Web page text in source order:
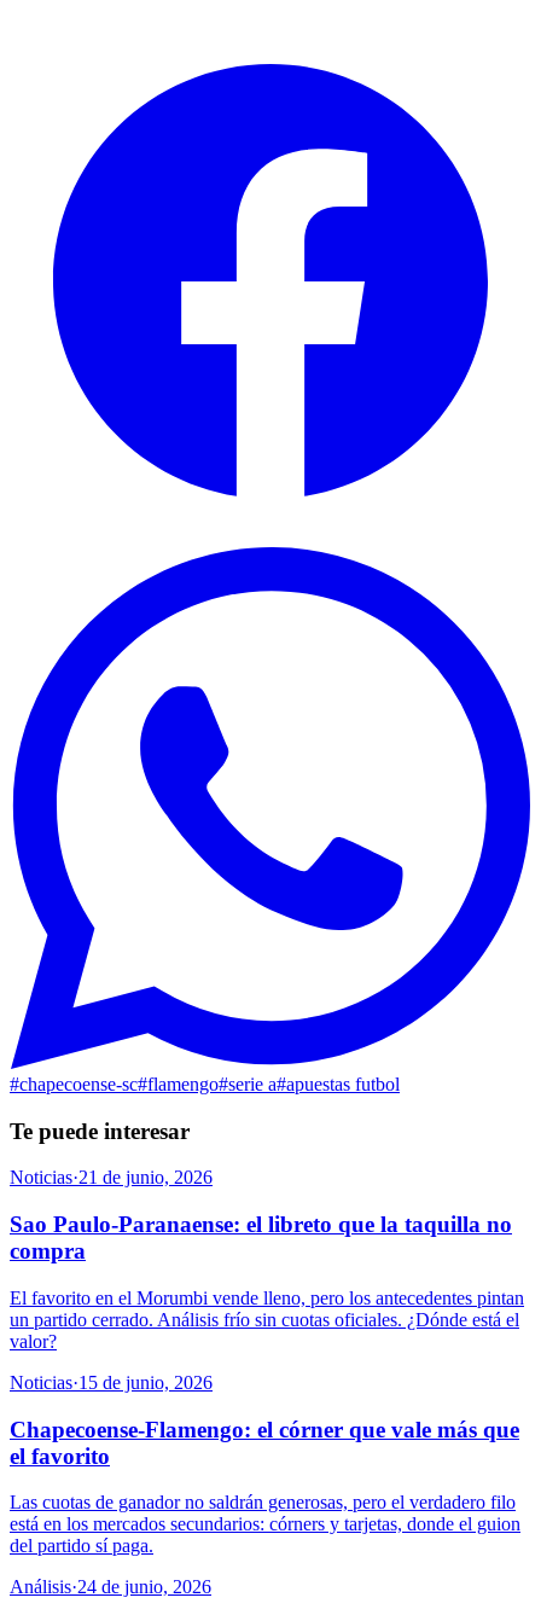
#chapecoense-sc#flamengo#serie a#apuestas futbol
Te puede interesar
Noticias·21 de junio, 2026
Sao Paulo-Paranaense: el libreto que la taquilla no
compra
El favorito en el Morumbi vende lleno, pero los antecedentes pintan
un partido cerrado. Análisis frío sin cuotas oficiales. ¿Dónde está el
valor?
Noticias·15 de junio, 2026
Chapecoense-Flamengo: el córner que vale más que
el favorito
Las cuotas de ganador no saldrán generosas, pero el verdadero filo
está en los mercados secundarios: córners y tarjetas, donde el guion
del partido sí paga.
Análisis·24 de junio, 2026